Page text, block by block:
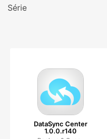
Série
DataSync Center
1.0.0.r140